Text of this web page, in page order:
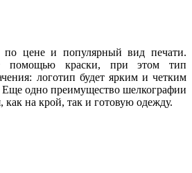
цене и популярный вид печати.
помощью краски, при этом тип
логотип будет ярким и четким
одно преимущество шелкографии
как на крой, так и готовую одежду.